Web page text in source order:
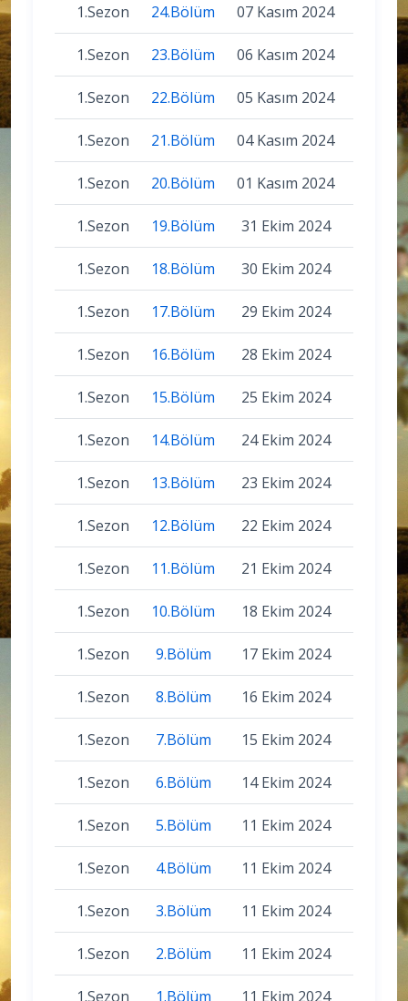
1.Sezon 24.Bölüm 07 Kasım 2024
1.Sezon 23.Bölüm 06 Kasım 2024
1.Sezon 22.Bölüm 05 Kasım 2024
1.Sezon 21.Bölüm 04 Kasım 2024
1.Sezon 20.Bölüm 01 Kasım 2024
1.Sezon 19.Bölüm 31 Ekim 2024
1.Sezon 18.Bölüm 30 Ekim 2024
1.Sezon 17.Bölüm 29 Ekim 2024
1.Sezon 16.Bölüm 28 Ekim 2024
1.Sezon 15.Bölüm 25 Ekim 2024
1.Sezon 14.Bölüm 24 Ekim 2024
1.Sezon 13.Bölüm 23 Ekim 2024
1.Sezon 12.Bölüm 22 Ekim 2024
1.Sezon 11.Bölüm 21 Ekim 2024
1.Sezon 10.Bölüm 18 Ekim 2024
1.Sezon 9.Bölüm 17 Ekim 2024
1.Sezon 8.Bölüm 16 Ekim 2024
1.Sezon 7.Bölüm 15 Ekim 2024
1.Sezon 6.Bölüm 14 Ekim 2024
1.Sezon 5.Bölüm 11 Ekim 2024
1.Sezon 4.Bölüm 11 Ekim 2024
1.Sezon 3.Bölüm 11 Ekim 2024
1.Sezon 2.Bölüm 11 Ekim 2024
1.Sezon 1.Bölüm 11 Ekim 2024